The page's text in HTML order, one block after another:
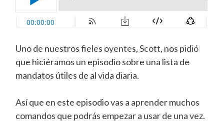
Uno de nuestros fieles oyentes, Scott, nos pidió
que hiciéramos un episodio sobre una lista de
mandatos útiles de al vida diaria.
Así que en este episodio vas a aprender muchos
comandos que podrás empezar a usar de una vez.